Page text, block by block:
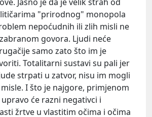
"prirodnog" monopola
nepoćudnih ili zlih misli ne
govora. Ljudi neće
samo zato što im je
Totalitarni sustavi su pali jer
strpati u zatvor, nisu im mogli
I što je najgore, primjenom
će razni negativci i
žrtve u vlastitim očima i očima